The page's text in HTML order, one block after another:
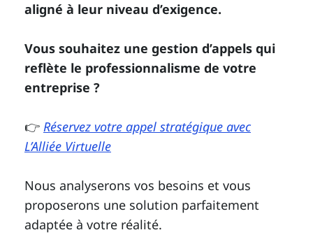
aligné à leur niveau d’exigence.
Vous souhaitez une gestion d’appels qui
reflète le professionnalisme de votre
entreprise ?
👉 Réservez votre appel stratégique avec
L’Alliée Virtuelle
Nous analyserons vos besoins et vous
proposerons une solution parfaitement
adaptée à votre réalité.